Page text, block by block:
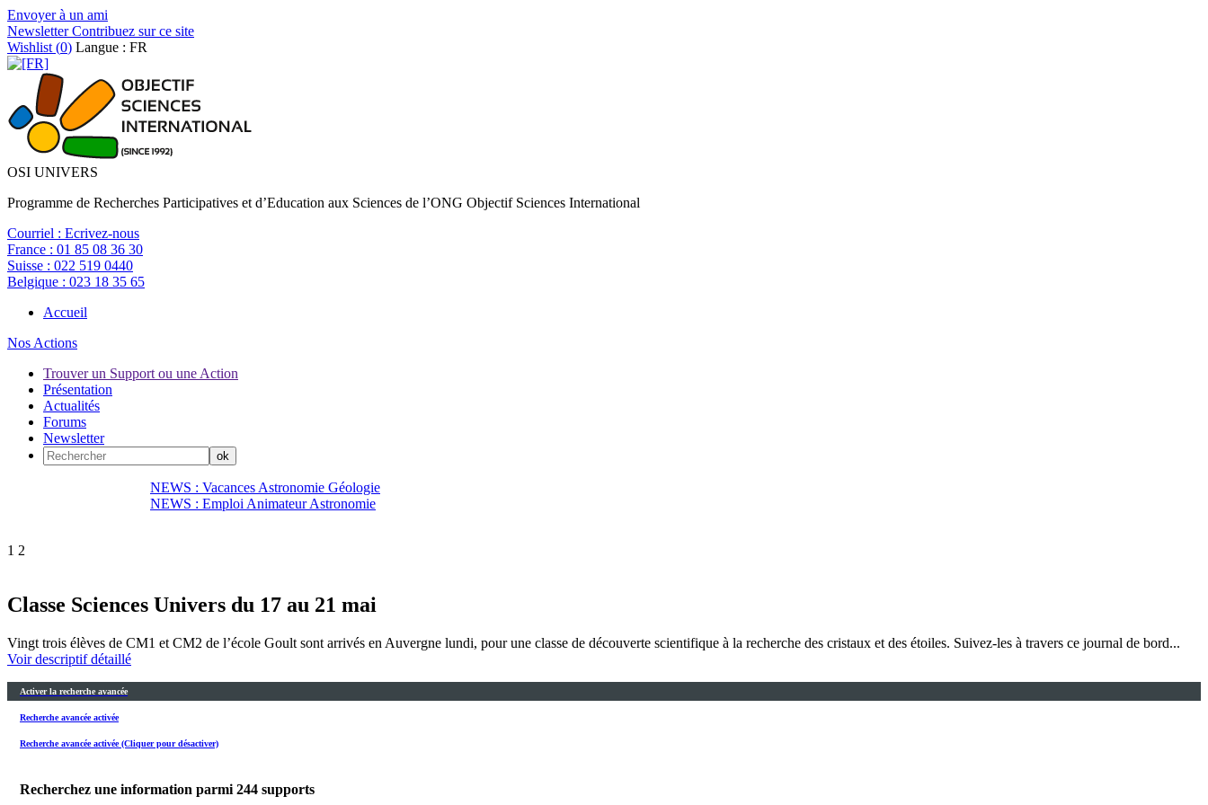
Envoyer à un ami
NewsletterContribuez sur ce site
Wishlist (0) Langue : FR
OSI UNIVERS
Programme de Recherches Participatives et d’Education aux Sciences de l’ONG Objectif Sciences International
Courriel : Ecrivez-nous
France : 01 85 08 36 30
Suisse : 022 519 0440
Belgique : 023 18 35 65
Accueil
Nos Actions
Trouver un Support ou une Action
Présentation
Actualités
Forums
Newsletter
NEWS : Vacances Astronomie Géologie
NEWS : Emploi Animateur Astronomie
1 2
Classe Sciences Univers du 17 au 21 mai
Vingt trois élèves de CM1 et CM2 de l’école Goult sont arrivés en Auvergne lundi, pour une classe de découverte scientifique à la recherche des cristaux et des étoiles. Suivez-les à travers ce journal de bord...
Voir descriptif détaillé
Activer la recherche avancée
Recherche avancée activée
Recherche avancée activée (Cliquer pour désactiver)
Recherchez une information parmi 244 supports